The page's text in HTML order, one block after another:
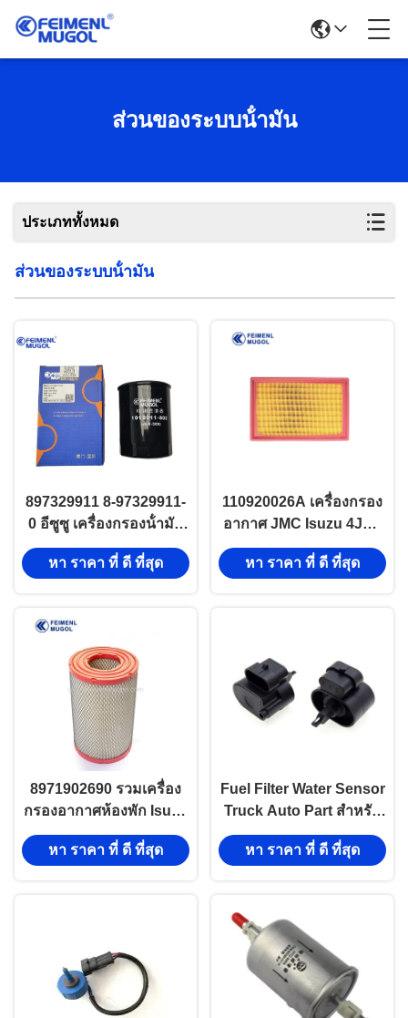
ส่วนของระบบน้ํามัน
ประเภททั้งหมด
ส่วนของระบบน้ํามัน
897329911 8-97329911-
0 อีซูซู เครื่องกรองน้ํามัน
เครื่องยนต์ อีซูซู รถบรรทุก
600p 4kh1
หา ราคา ที่ ดี ที่สุด
110920026A เครื่องกรอง
อากาศ JMC Isuzu 4JK1
4BC2 4JG1 C240 ส่วน
เครื่องยนต์
หา ราคา ที่ ดี ที่สุด
8971902690 รวมเครื่อง
กรองอากาศห้องพัก Isuzu
4JK1 4BC2 4JG1 C240
หา ราคา ที่ ดี ที่สุด
Fuel Filter Water Sensor
Truck Auto Part สำหรับ
JMC 1030 493ZLQ3B
หา ราคา ที่ ดี ที่สุด